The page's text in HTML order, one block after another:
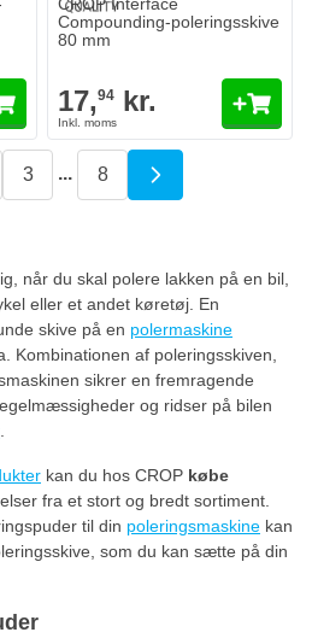
Compounding-poleringsskive
80 mm
17,94 kr.
i øjeblikket side
Side
3 ... Side
8
når du skal polere lakken på en bil,
eller et andet køretøj. En
skive på en polermaskine
Kombinationen af poleringsskiven,
sikrer en fremragende
og ridser på bilen
kan du hos CROP købe
fra et stort og bredt sortiment.
til din poleringsmaskine kan
som du kan sætte på din